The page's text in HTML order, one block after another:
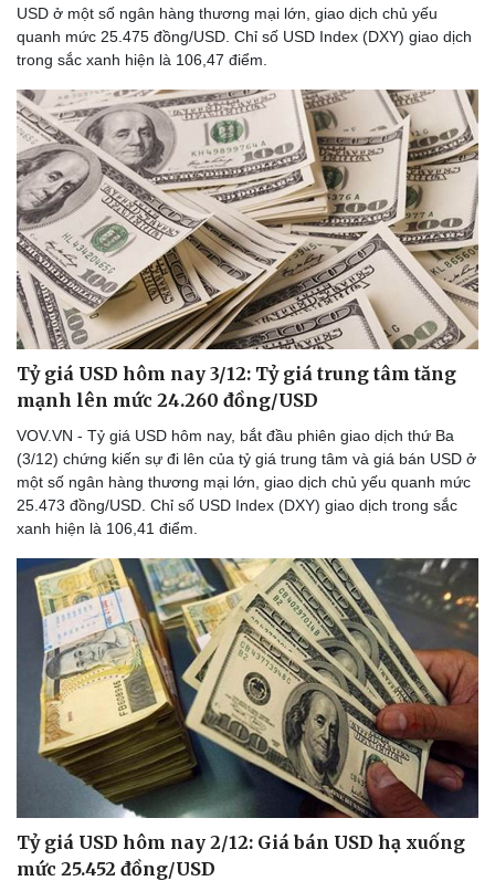
Doanh nghiệp
Thông tin doanh nghiệp
Doanh nghiệp 24h
Doanh nhân
Vì cộng đồng
Công nghệ
Sành điệu
Tin Công nghệ
Trải nghiệm
Chuyển đổi số
USD ở một số ngân hàng thương mại lớn, giao dịch chủ yếu
quanh mức 25.475 đồng/USD. Chỉ số USD Index (DXY) giao dịch
trong sắc xanh hiện là 106,47 điểm.
Tỷ giá USD hôm nay 3/12: Tỷ giá trung tâm tăng
mạnh lên mức 24.260 đồng/USD
VOV.VN - Tỷ giá USD hôm nay, bắt đầu phiên giao dịch thứ Ba
(3/12) chứng kiến sự đi lên của tỷ giá trung tâm và giá bán USD ở
một số ngân hàng thương mại lớn, giao dịch chủ yếu quanh mức
25.473 đồng/USD. Chỉ số USD Index (DXY) giao dịch trong sắc
xanh hiện là 106,41 điểm.
Tỷ giá USD hôm nay 2/12: Giá bán USD hạ xuống
mức 25.452 đồng/USD